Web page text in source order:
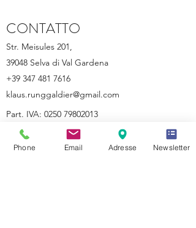
CONTATTO
Str. Meisules 201,
39048 Selva di Val Gardena
+39 347 481 7616
klaus.runggaldier@gmail.com
Part. IVA: 0250 79802013
Phone Email Adresse Newsletter